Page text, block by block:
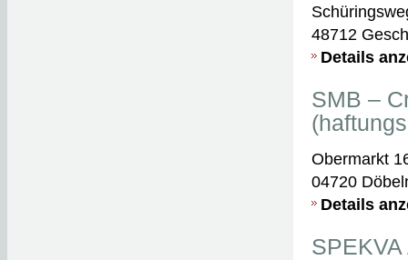
48712
Details
SMB –
Obermarkt
04720
Details
SPEKVA